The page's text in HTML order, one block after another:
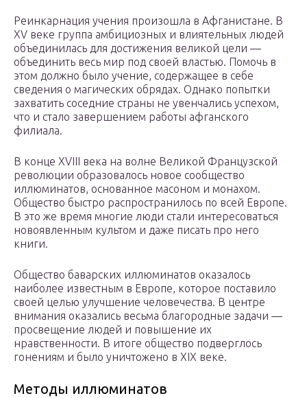
Реинкарнация учения произошла в Афганистане. В
XV веке группа амбициозных и влиятельных людей
объединилась для достижения великой цели —
объединить весь мир под своей властью. Помочь в
этом должно было учение, содержащее в себе
сведения о магических обрядах. Однако попытки
захватить соседние страны не увенчались успехом,
что и стало завершением работы афганского
филиала.
В конце XVIII века на волне Великой Французской
революции образовалось новое сообщество
иллюминатов, основанное масоном и монахом.
Общество быстро распространилось по всей Европе.
В это же время многие люди стали интересоваться
новоявленным культом и даже писать про него
книги.
Общество баварских иллюминатов оказалось
наиболее известным в Европе, которое поставило
своей целью улучшение человечества. В центре
внимания оказались весьма благородные задачи —
просвещение людей и повышение их
нравственности. В итоге общество подверглось
гонениям и было уничтожено в XIX веке.
Методы иллюминатов